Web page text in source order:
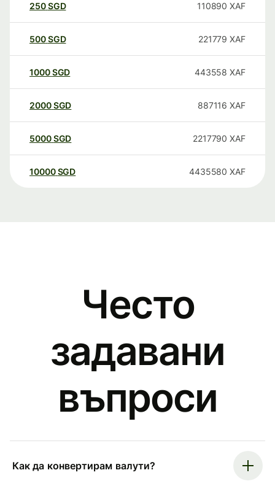
250SGD 110890 XAF
500SGD 221779 XAF
1000SGD 443558 XAF
2000SGD 887116 XAF
5000SGD 2217790 XAF
10000 SGD 4435580 XAF
Често
задавани
въпроси
Как да конвертирам валути?